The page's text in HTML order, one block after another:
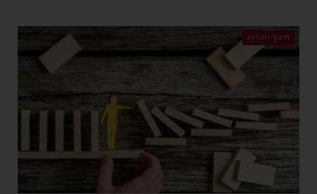
חינוך והורות